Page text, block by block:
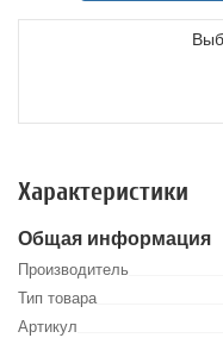
Характеристики
Общая информация
Производитель
Тип товара
Артикул